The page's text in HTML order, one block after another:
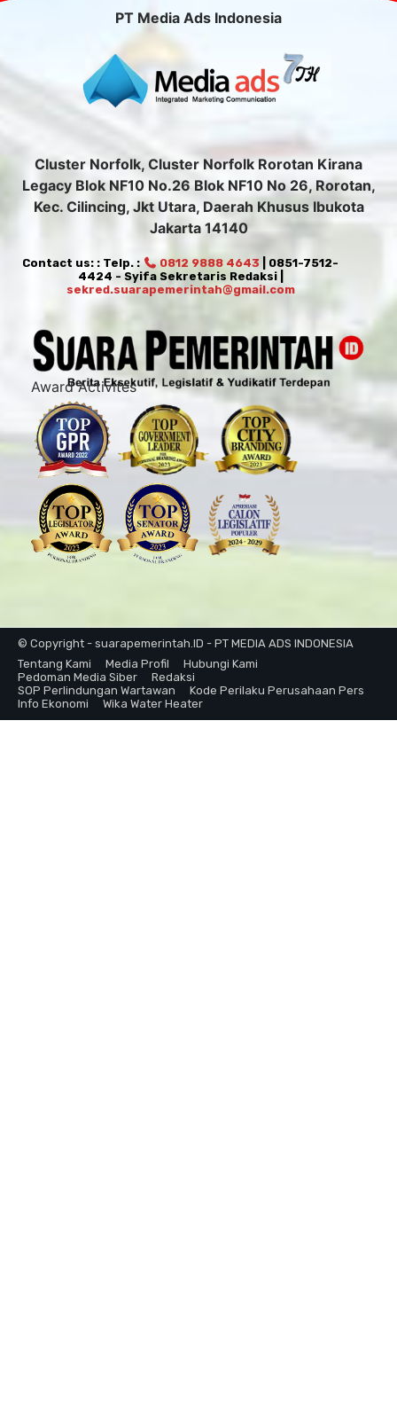
PT Media Ads Indonesia
Cluster Norfolk, Cluster Norfolk Rorotan Kirana
Legacy Blok NF10 No.26 Blok NF10 No 26, Rorotan,
Kec. Cilincing, Jkt Utara, Daerah Khusus Ibukota
Jakarta 14140
Contact us: : Telp. : 0812 9888 4643 | 0851-7512-
4424 - Syifa Sekretaris Redaksi |
sekred.suarapemerintah@gmail.com
Award Activites
© Copyright - suarapemerintah.ID - PT MEDIA ADS INDONESIA
Tentang Kami
Media Profil
Hubungi Kami
Pedoman Media Siber
Redaksi
SOP Perlindungan Wartawan
Kode Perilaku Perusahaan Pers
Info Ekonomi
Wika Water Heater